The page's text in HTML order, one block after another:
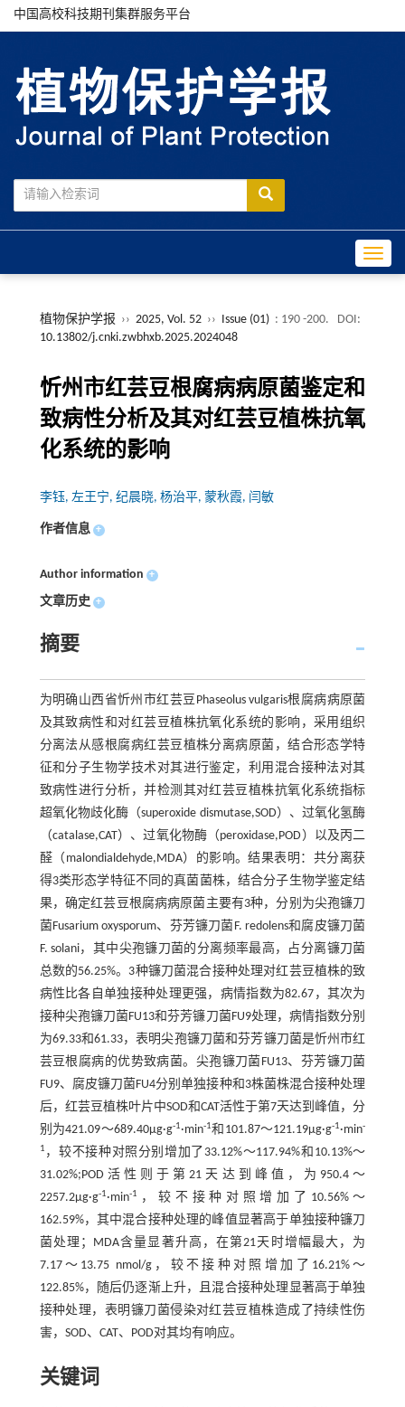
中国高校科技期刊集群服务平台
植物保护学报 ›› 2025, Vol. 52 ›› Issue (01) : 190 -200.
DOI:
10.13802/j.cnki.zwbhxb.2025.2024048
忻州市红芸豆根腐病病原菌鉴定和
致病性分析及其对红芸豆植株抗氧
化系统的影响
李钰, 左王宁, 纪晨晓, 杨治平, 蒙秋霞, 闫敏
作者信息 +
Author information +
文章历史 +
摘要
为明确山西省忻州市红芸豆Phaseolus vulgaris根腐病病原菌
及其致病性和对红芸豆植株抗氧化系统的影响，采用组织
分离法从感根腐病红芸豆植株分离病原菌，结合形态学特
征和分子生物学技术对其进行鉴定，利用混合接种法对其
致病性进行分析，并检测其对红芸豆植株抗氧化系统指标
超氧化物歧化酶（superoxide dismutase,SOD）、过氧化氢酶
（catalase,CAT）、过氧化物酶（peroxidase,POD）以及丙二
醛（malondialdehyde,MDA）的影响。结果表明：共分离获
得3类形态学特征不同的真菌菌株，结合分子生物学鉴定结
果，确定红芸豆根腐病病原菌主要有3种，分别为尖孢镰刀
菌Fusarium oxysporum、芬芳镰刀菌F. redolens和腐皮镰刀菌
F. solani，其中尖孢镰刀菌的分离频率最高，占分离镰刀菌
总数的56.25%。3种镰刀菌混合接种处理对红芸豆植株的致
病性比各自单独接种处理更强，病情指数为82.67，其次为
接种尖孢镰刀菌FU13和芬芳镰刀菌FU9处理，病情指数分别
为69.33和61.33，表明尖孢镰刀菌和芬芳镰刀菌是忻州市红
芸豆根腐病的优势致病菌。尖孢镰刀菌FU13、芬芳镰刀菌
FU9、腐皮镰刀菌FU4分别单独接种和3株菌株混合接种处理
后，红芸豆植株叶片中SOD和CAT活性于第7天达到峰值，分
别为421.09～689.40μg·g-1·min-1和101.87～121.19μg·g-1·min-
1 ，较不接种对照分别增加了33.12%～117.94%和10.13%～
31.02%;POD活性则于第21天达到峰值，为950.4～
2257.2μg·g-1·min-1
，较不接种对照增加了10.56%～
162.59%，其中混合接种处理的峰值显著高于单独接种镰刀
菌处理；MDA含量显著升高，在第21天时增幅最大，为
7.17～13.75 nmol/g，较不接种对照增加了16.21%～
122.85%，随后仍逐渐上升，且混合接种处理显著高于单独
接种处理，表明镰刀菌侵染对红芸豆植株造成了持续性伤
害，SOD、CAT、POD对其均有响应。
关键词